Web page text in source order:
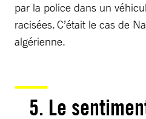
par la police dans un
racisées. C’était le cas de
algérienne.
5. Le